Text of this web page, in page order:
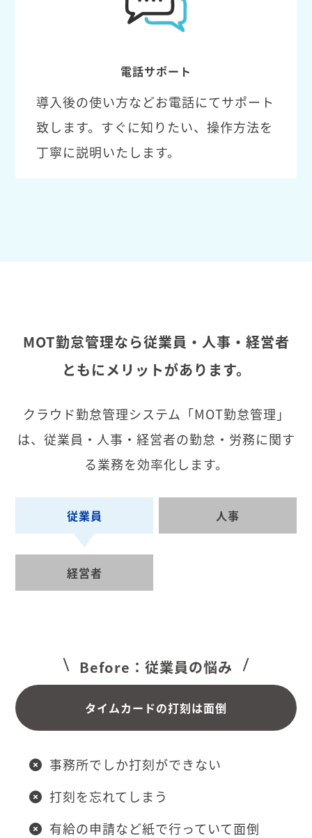
電話サポート
導入後の使い方などお電話にてサポート
致します。すぐに知りたい、操作方法を
丁寧に説明いたします。
MOT勤怠管理なら従業員・人事・経営者
ともにメリットがあります。
クラウド勤怠管理システム「MOT勤怠管理」
は、従業員・人事・経営者の勤怠・労務に関す
る業務を効率化します。
従業員 人事
経営者
Before：従業員の悩み
タイムカードの打刻は面倒
事務所でしか打刻ができない
打刻を忘れてしまう
有給の申請など紙で行っていて面倒